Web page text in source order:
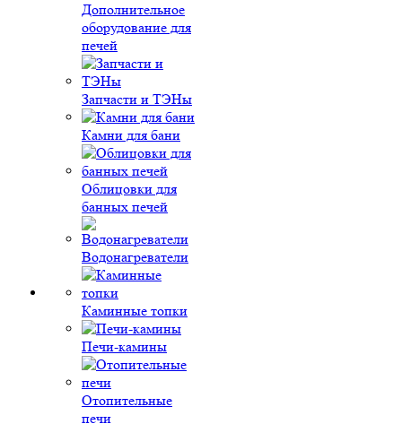
Дополнительное
оборудование для
печей
Запчасти и ТЭНы
Камни для бани
Облицовки для
банных печей
Водонагреватели
Каминные топки
Печи-камины
Отопительные
печи